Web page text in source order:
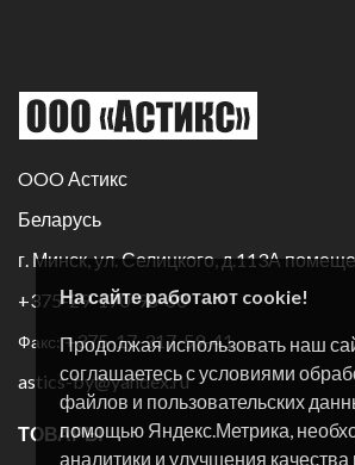
На сайте работают cookie!
Продолжая использовать наш
соглашаетесь с условиями
файлов и пользовательских
помощью Яндекс.Метрика,
аналитики и улучшения
OOO Астикс
Беларусь
г. Минск, ул. Селицкого, д.113А
+375-29-170-96-60
Факс:+375-17-317-59-41
astics-by@yandex.ru
ТОВАРЫ